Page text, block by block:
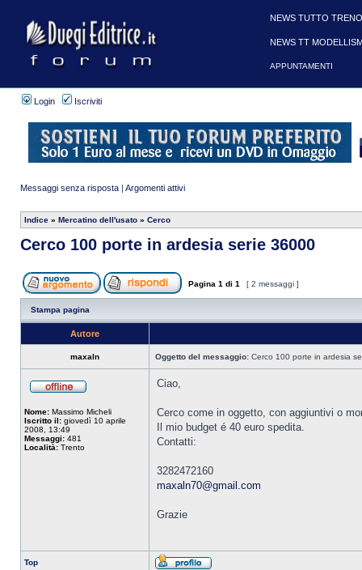
Login Iscriviti
Messaggi senza risposta | Argomenti attivi
Indice » Mercatino dell'usato » Cerco
Cerco 100 porte in ardesia serie 36000
Pagina 1 di 1 [ 2 messaggi ]
Stampa pagina
Autore
maxaln Oggetto del messaggio: Cerco 100 porte in ardesia
Nome: Massimo Micheli
Iscritto il: giovedì 10 aprile
2008, 13:49
Messaggi: 481
Località: Trento
Ciao,
Cerco come in oggetto, con aggiuntivi o
Il mio budget é 40 euro spedita.
Contatti:
3282472160
maxaln70@gmail.com
Grazie
Top
NEWS TUTTO
NEWS TT
APPUNTAMENTI